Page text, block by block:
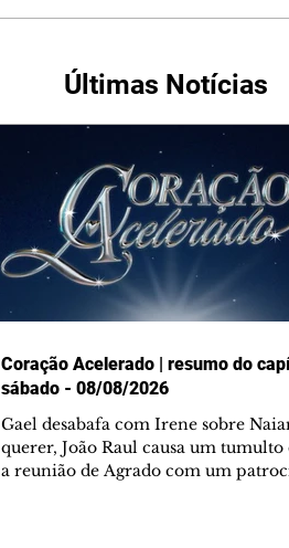
Últimas Notícias
Coração Acelerado | resumo do
sábado - 08/08/2026
Gael desabafa com Irene sobre
querer, João Raul causa um tumulto
a reunião de Agrado com um